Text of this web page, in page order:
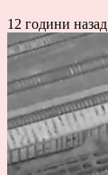
12 години назад